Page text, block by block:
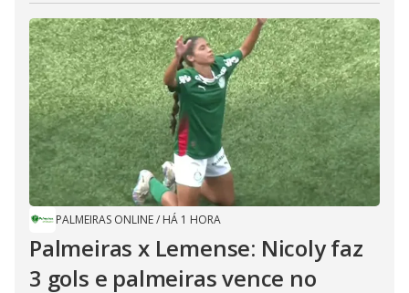
PALMEIRAS ONLINE/ HÁ 1 HORA
Palmeiras x Lemense: Nicoly faz
3 gols e palmeiras vence no